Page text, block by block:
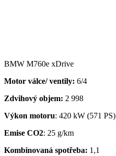
BMW M760e xDrive
Motor válce/ ventily: 6/4
Zdvihový objem: 2 998
Výkon motoru: 420 kW (571 PS)
Emise CO2: 25 g/km
Kombinovaná spotřeba: 1,1